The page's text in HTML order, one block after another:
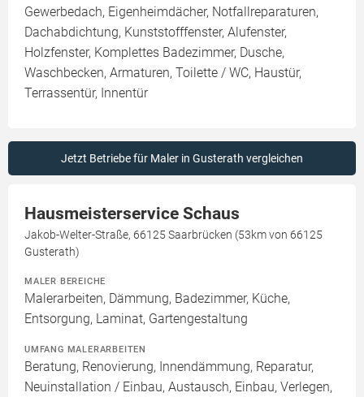
Gewerbedach, Eigenheimdächer, Notfallreparaturen,
Dachabdichtung, Kunststofffenster, Alufenster,
Holzfenster, Komplettes Badezimmer, Dusche,
Waschbecken, Armaturen, Toilette / WC, Haustür,
Terrassentür, Innentür
Jetzt Betriebe für Maler in Gusterath vergleichen
Hausmeisterservice Schaus
Jakob-Welter-Straße, 66125 Saarbrücken (53km von 66125
Gusterath)
MALER BEREICHE
Malerarbeiten, Dämmung, Badezimmer, Küche,
Entsorgung, Laminat, Gartengestaltung
UMFANG MALERARBEITEN
Beratung, Renovierung, Innendämmung, Reparatur,
Neuinstallation / Einbau, Austausch, Einbau, Verlegen,